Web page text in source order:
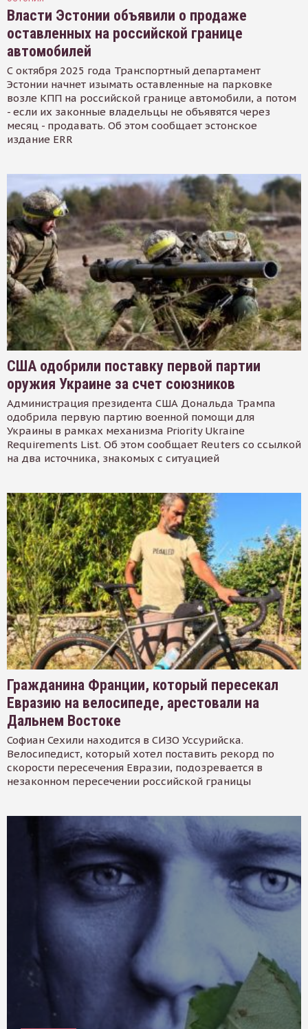
Власти Эстонии объявили о продаже
оставленных на российской границе
автомобилей
С октября 2025 года Транспортный департамент
Эстонии начнет изымать оставленные на парковке
возле КПП на российской границе автомобили, а потом
- если их законные владельцы не объявятся через
месяц - продавать. Об этом сообщает эстонское
издание ERR
США одобрили поставку первой партии
оружия Украине за счет союзников
Администрация президента США Дональда Трампа
одобрила первую партию военной помощи для
Украины в рамках механизма Priority Ukraine
Requirements List. Об этом сообщает Reuters со ссылкой
на два источника, знакомых с ситуацией
Гражданина Франции, который пересекал
Евразию на велосипеде, арестовали на
Дальнем Востоке
Софиан Сехили находится в СИЗО Уссурийска.
Велосипедист, который хотел поставить рекорд по
скорости пересечения Евразии, подозревается в
незаконном пересечении российской границы